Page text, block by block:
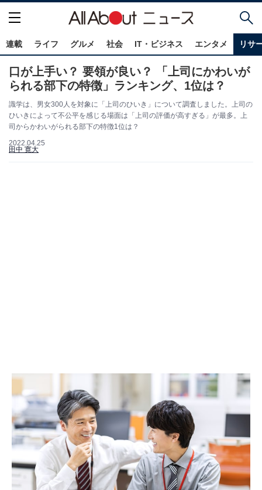
連載 ライフ グルメ 社会 IT・ビジネス エンタメ リサ
口が上手い？ 要領が良い？ 「上司にかわいが
られる部下の特徴」ランキング、1位は？
識学は、男女300人を対象に「上司のひいき」について調査しました。上司の
ひいきによって不公平を感じる場面は「上司の評価が高すぎる」が最多。上
司からかわいがられる部下の特徴1位は？
2022.04.25
田中 寛大